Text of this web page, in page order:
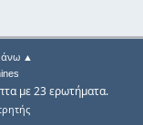
▲
με 23 ερωτήματα.